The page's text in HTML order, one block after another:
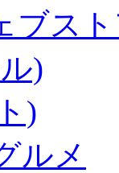
ブス
)
)
ルメ